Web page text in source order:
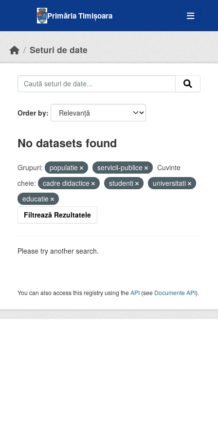
Primăria Timișoara
Seturi de date
Order by
No datasets found
Grupuri: populatie servicii-publice
Cuvinte
cheie:
cadre didactice studenti
universitati
educatie
Filtrează Rezultatele
Please try another search.
You can also access this registry using theAPI (see Documente API).